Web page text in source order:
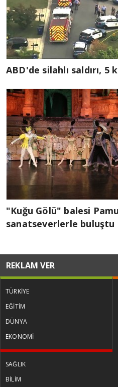
ABD'de silahlı saldırı,
"Kuğu Gölü" balesi
sanatseverlerle buluştu
REKLAM VER
TÜRKİYE
EĞİTİM
DÜNYA
EKONOMİ
SAĞLIK
BİLİM